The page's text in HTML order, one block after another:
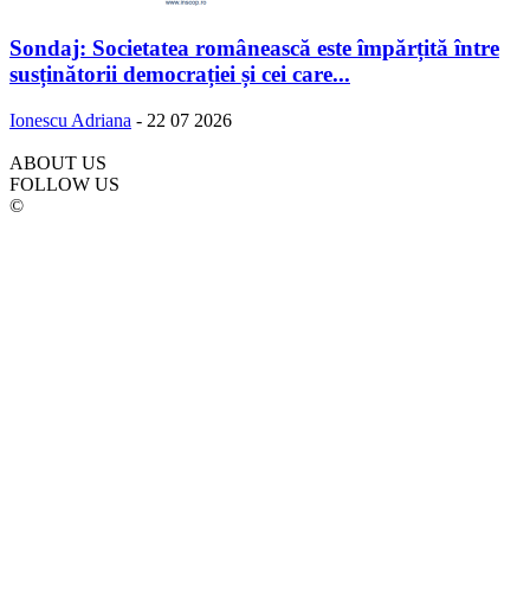
Sondaj: Societatea românească este împărțită între
susținătorii democrației și cei care...
Ionescu Adriana - 22 07 2026
ABOUT US
FOLLOW US
©